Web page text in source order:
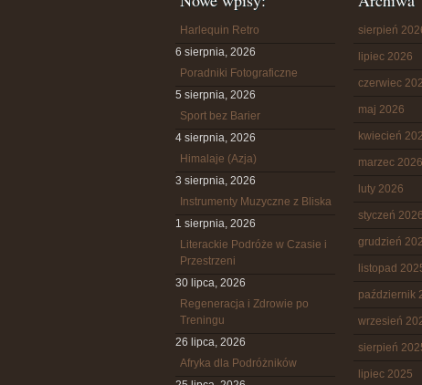
Harlequin Retro
6 sierpnia, 2026
Poradniki Fotograficzne
5 sierpnia, 2026
Sport bez Barier
4 sierpnia, 2026
Himalaje (Azja)
3 sierpnia, 2026
Instrumenty Muzyczne z Bliska
1 sierpnia, 2026
Literackie Podróże w Czasie i
Przestrzeni
30 lipca, 2026
Regeneracja i Zdrowie po
Treningu
26 lipca, 2026
Afryka dla Podróżników
sierpień
lipiec 2026
czerwiec
maj 2026
kwiecień
marzec 2026
luty 2026
styczeń 2026
grudzień
listopad
październik
wrzesień
sierpień
lipiec 2025